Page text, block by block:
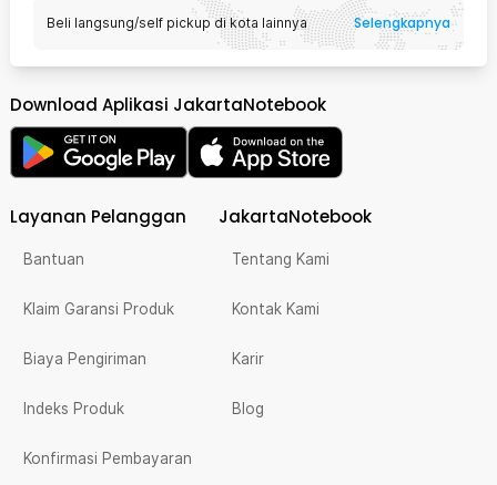
Beli langsung/self pickup di kota lainnya Selengkapnya
Download Aplikasi JakartaNotebook
Layanan Pelanggan
Bantuan
Klaim Garansi Produk
Biaya Pengiriman
Indeks Produk
Konfirmasi Pembayaran
JakartaNotebook
Tentang Kami
Kontak Kami
Karir
Blog